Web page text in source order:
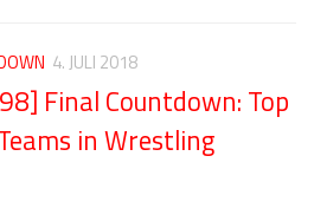
4. JULI 2018
Final Countdown: Top
in Wrestling